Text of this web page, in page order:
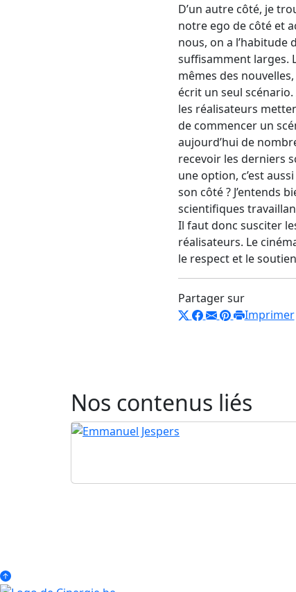
D’un autre côté, je
notre ego de côté et
nous, on a l’habitude
suffisamment larges.
mêmes des
écrit un seul
les réalisateurs
de commencer un
aujourd’hui de
recevoir les derniers
une option, c’est
son côté ? J’entends
scientifiques
Il faut donc susciter
réalisateurs. Le
le respect et le
Partager sur
Imprimer
Nos contenus liés